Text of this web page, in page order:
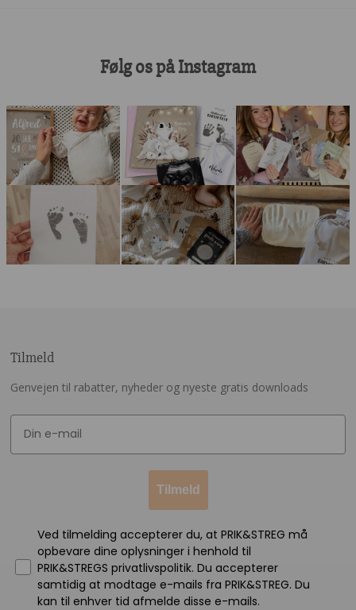
Følg os på Instagram
Tilmeld
Genvejen til rabatter, nyheder og nyeste gratis downloads
Tilmeld
Ved tilmelding accepterer du, at PRIK&STREG må
opbevare dine oplysninger i henhold til
PRIK&STREGS privatlivspolitik. Du accepterer
samtidig at modtage e-mails fra PRIK&STREG. Du
kan til enhver tid afmelde disse e-mails.